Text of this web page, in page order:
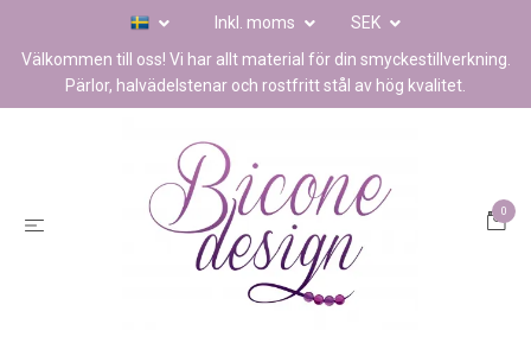
Inkl. moms
SEK
Välkommen till oss! Vi har allt material för din smyckestillverkning.
Pärlor, halvädelstenar och rostfritt stål av hög kvalitet.
0